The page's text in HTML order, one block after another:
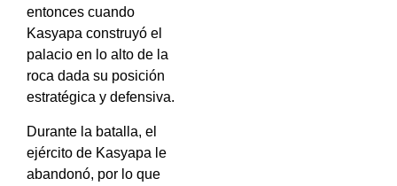
entonces cuando
Kasyapa construyó el
palacio en lo alto de la
roca dada su posición
estratégica y defensiva.
Durante la batalla, el
ejército de Kasyapa le
abandonó, por lo que